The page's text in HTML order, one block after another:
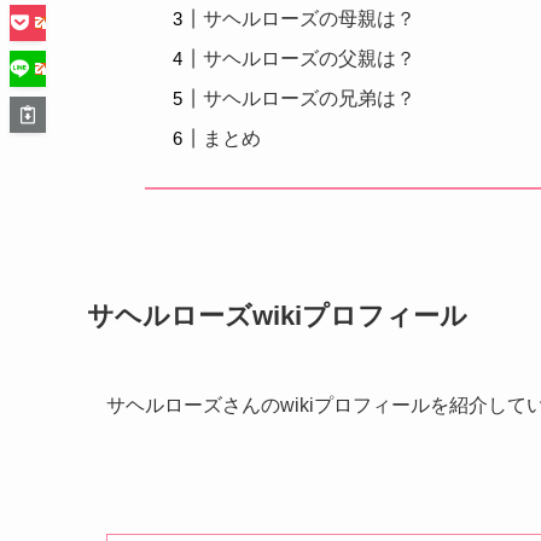
サヘルローズの母親は？
サヘルローズの父親は？
サヘルローズの兄弟は？
まとめ
サヘルローズwikiプロフィール
サヘルローズさんのwikiプロフィールを紹介して